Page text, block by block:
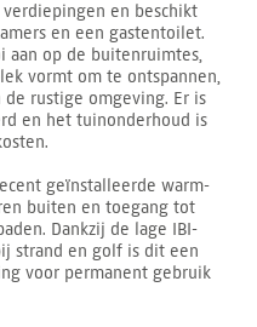
en beschikt
en een gastentoilet.
aan op de buitenruimtes,
vormt om te ontspannen,
rustige omgeving. Er is
en het tuinonderhoud is
geïnstalleerde warm-
buiten en toegang tot
Dankzij de lage IBI-
strand en golf is dit een
voor permanent gebruik